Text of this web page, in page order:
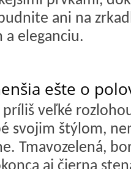
ani na
a eleganciu.
ešte o
príliš veľké
svojim štýlom,
Tmavozelená,